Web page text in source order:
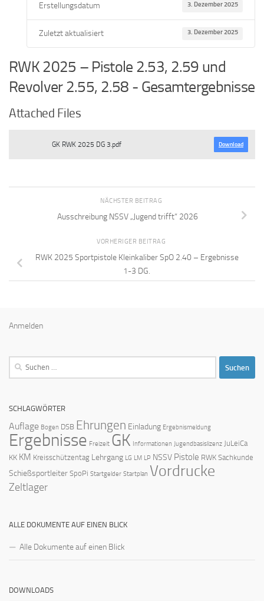
Erstellungsdatum 3. Dezember 2025
Zuletzt aktualisiert 3. Dezember 2025
RWK 2025 – Pistole 2.53, 2.59 und
Revolver 2.55, 2.58 - Gesamtergebnisse
Attached Files
GK RWK 2025 DG 3.pdf Download
NÄCHSTER BEITRAG
Ausschreibung NSSV „Jugend trifft“ 2026
VORHERIGER BEITRAG
RWK 2025 Sportpistole Kleinkaliber SpO 2.40 – Ergebnisse
1-3 DG.
Anmelden
Suchen
SCHLAGWÖRTER
Auflage Bogen DSB Ehrungen Einladung Ergebnismeldung
Ergebnisse Freizeit GK Informationen Jugendbasislizenz JuLeiCa
KK KM Kreisschützentag Lehrgang LG LM LP NSSV Pistole RWK Sachkunde
Schießsportleiter SpoPi Startgelder Startplan Vordrucke
Zeltlager
ALLE DOKUMENTE AUF EINEN BLICK
Alle Dokumente auf einen Blick
DOWNLOADS